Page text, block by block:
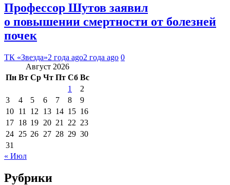
Профессор Шутов заявил
о повышении смертности от болезней
почек
ТК «Звезда»2 года ago2 года ago 0
Август 2026
Пн Вт Ср Чт Пт Сб Вс
1
2
3
4 5 6 7 8
9
10 11 12 13 14 15 16
17 18 19 20 21 22 23
24 25 26 27 28 29 30
31
« Июл
Рубрики